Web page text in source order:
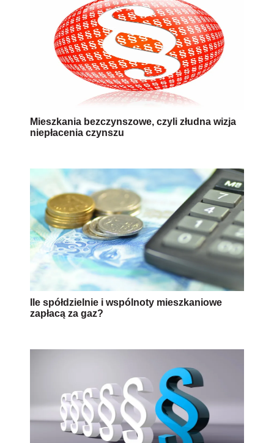
Mieszkania bezczynszowe, czyli złudna wizja
niepłacenia czynszu
Ile spółdzielnie i wspólnoty mieszkaniowe
zapłacą za gaz?